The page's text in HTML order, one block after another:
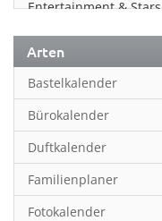
Entertainment & Stars
Erotik
Essen & Trinken
Familienplaner
Fantasy
Film
Fotokunst
Arten
Bastelkalender
Bürokalender
Duftkalender
Familienplaner
Fotokalender